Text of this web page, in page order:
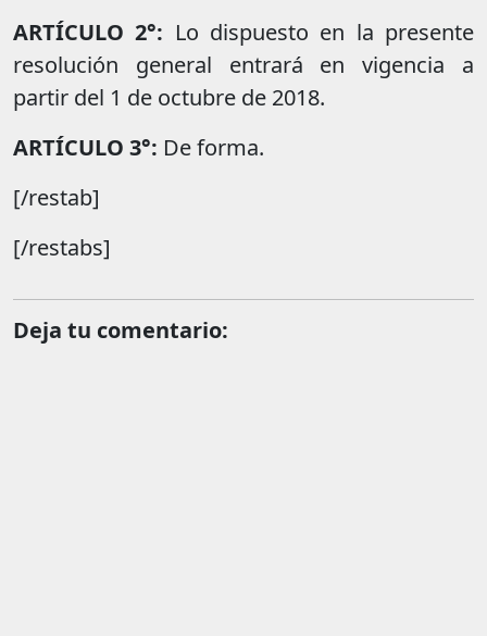
ARTÍCULO 2°: Lo dispuesto en la presente
resolución general entrará en vigencia a
partir del 1 de octubre de 2018.
ARTÍCULO 3°: De forma.
[/restab]
[/restabs]
Deja tu comentario: